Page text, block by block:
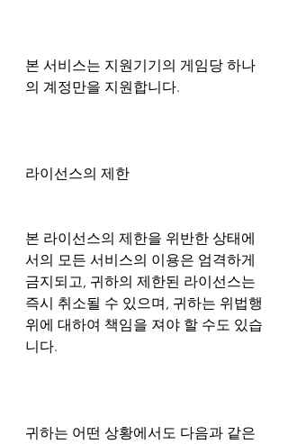
본 서비스는 지원기기의 게임당 하나
의 계정만을 지원합니다.
라이선스의 제한
본 라이선스의 제한을 위반한 상태에
서의 모든 서비스의 이용은 엄격하게
금지되고, 귀하의 제한된 라이선스는
즉시 취소될 수 있으며, 귀하는 위법행
위에 대하여 책임을 져야 할 수도 있습
니다.
귀하는 어떤 상황에서도 다음과 같은